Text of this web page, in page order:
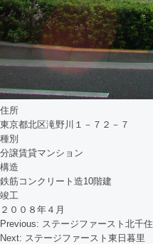
住所
東京都北区滝野川１－７２－７
種別
分譲賃貸マンション
構造
鉄筋コンクリート造10階建
竣工
２００８年４月
投
Previous: ステージファースト北千住
Next: ステージファースト東日暮里